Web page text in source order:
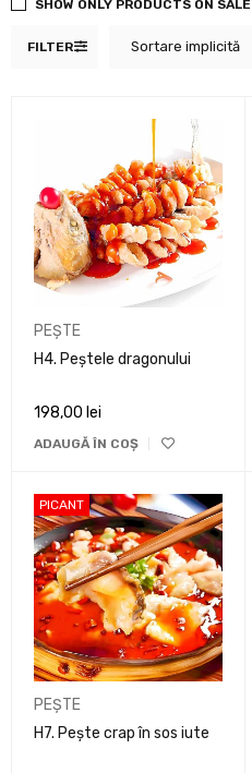
FILTER Sortare implicită
SHOW ONLY PRODUCTS ON SALE
PEȘTE
H4. Peștele dragonului
198,00 lei
ADAUGĂ ÎN COȘ
PICANT
PEȘTE
H7. Pește crap în sos iute